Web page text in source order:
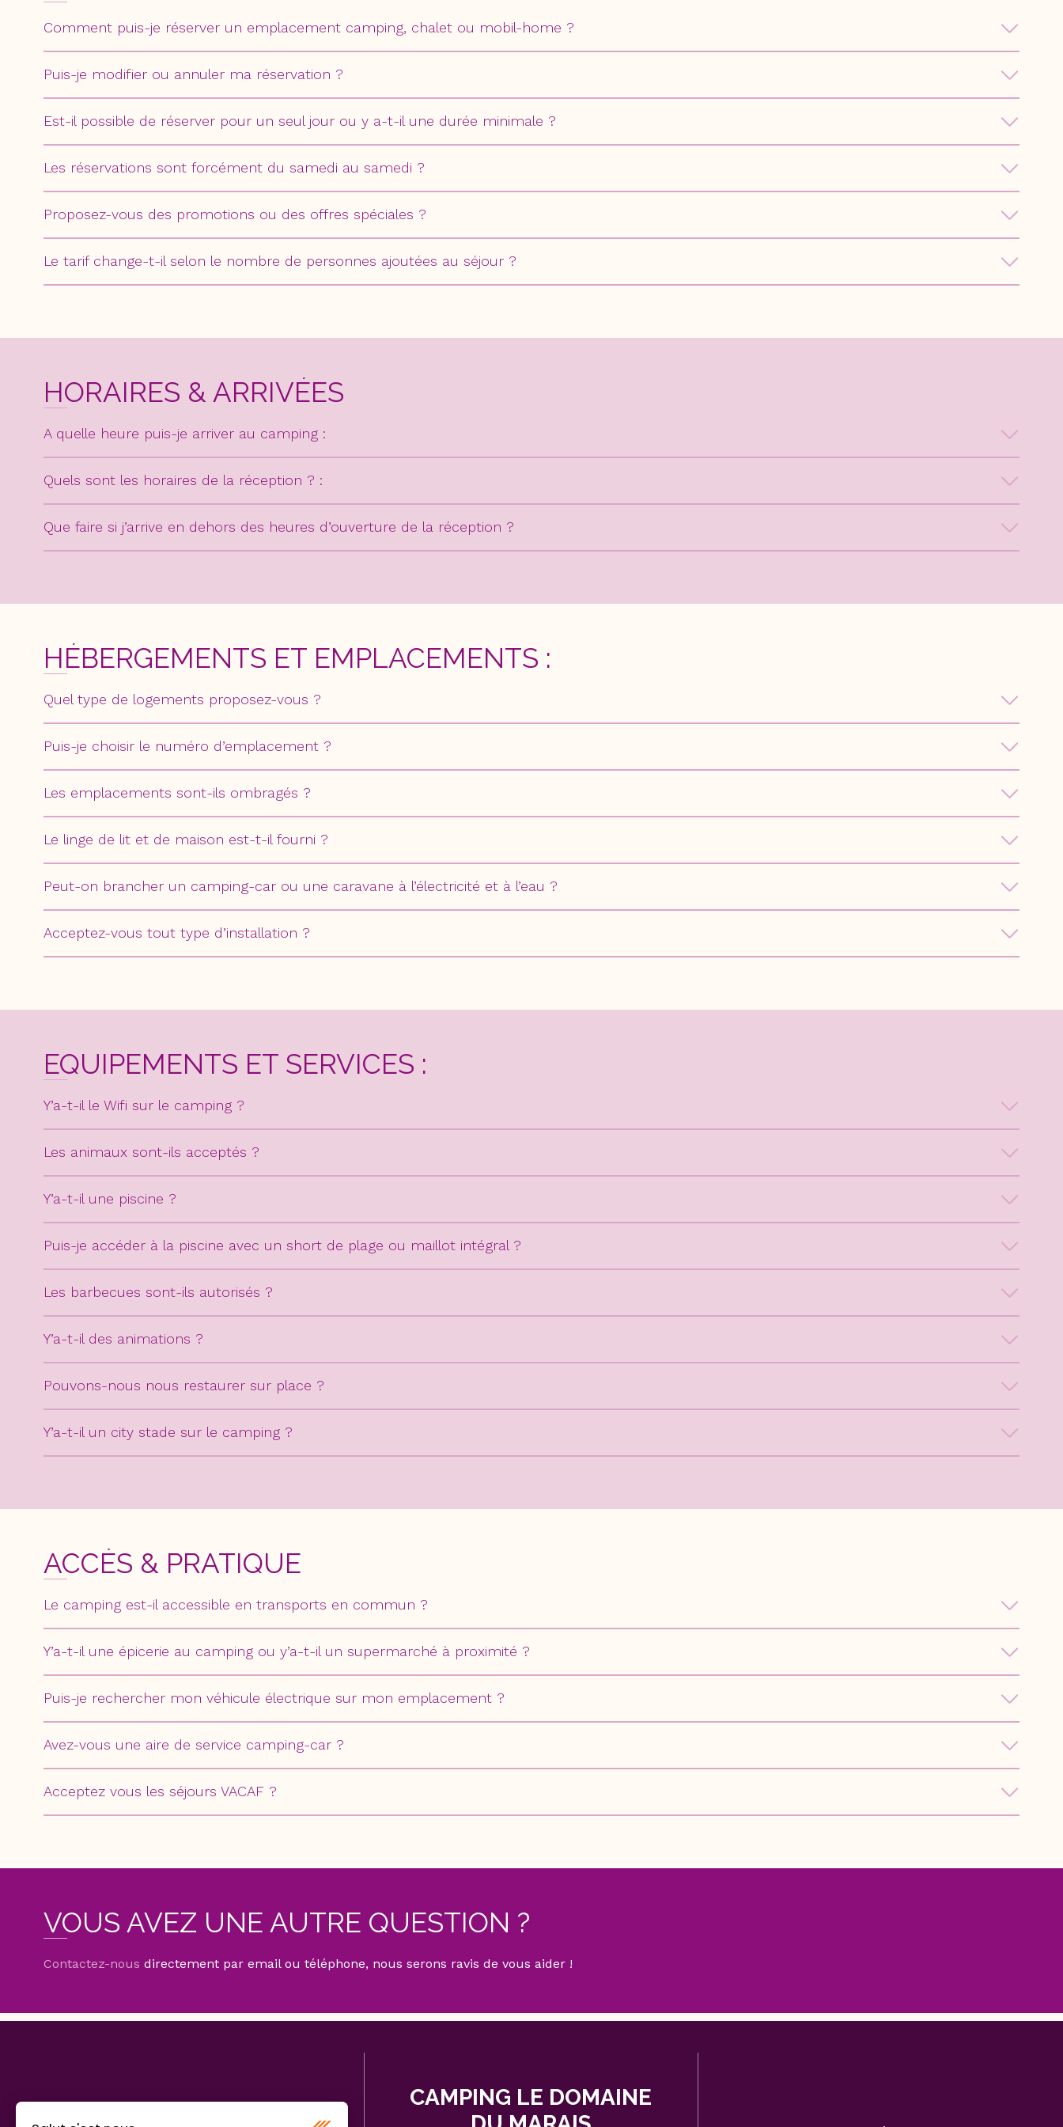
Comment puis-je réserver un emplacement camping, chalet ou mobil-home ?
Puis-je modifier ou annuler ma réservation ?
Est-il possible de réserver pour un seul jour ou y a-t-il une durée minimale ?
Les réservations sont forcément du samedi au samedi ?
Proposez-vous des promotions ou des offres spéciales ?
Le tarif change-t-il selon le nombre de personnes ajoutées au séjour ?
HORAIRES & ARRIVÉES
A quelle heure puis-je arriver au camping :
Quels sont les horaires de la réception ? :
Que faire si j’arrive en dehors des heures d’ouverture de la réception ?
HÉBERGEMENTS ET EMPLACEMENTS :
Quel type de logements proposez-vous ?
Puis-je choisir le numéro d’emplacement ?
Les emplacements sont-ils ombragés ?
Le linge de lit et de maison est-t-il fourni ?
Peut-on brancher un camping-car ou une caravane à l’électricité et à l’eau ?
Acceptez-vous tout type d’installation ?
EQUIPEMENTS ET SERVICES :
Y’a-t-il le Wifi sur le camping ?
Les animaux sont-ils acceptés ?
Y’a-t-il une piscine ?
Puis-je accéder à la piscine avec un short de plage ou maillot intégral ?
Les barbecues sont-ils autorisés ?
Y’a-t-il des animations ?
Pouvons-nous nous restaurer sur place ?
Y’a-t-il un city stade sur le camping ?
ACCÈS & PRATIQUE
Le camping est-il accessible en transports en commun ?
Y’a-t-il une épicerie au camping ou y’a-t-il un supermarché à proximité ?
Puis-je rechercher mon véhicule électrique sur mon emplacement ?
Avez-vous une aire de service camping-car ?
Acceptez vous les séjours VACAF ?
VOUS AVEZ UNE AUTRE QUESTION ?
Contactez-nous directement par email ou téléphone, nous serons ravis de vous aider !
CAMPING LE DOMAINE